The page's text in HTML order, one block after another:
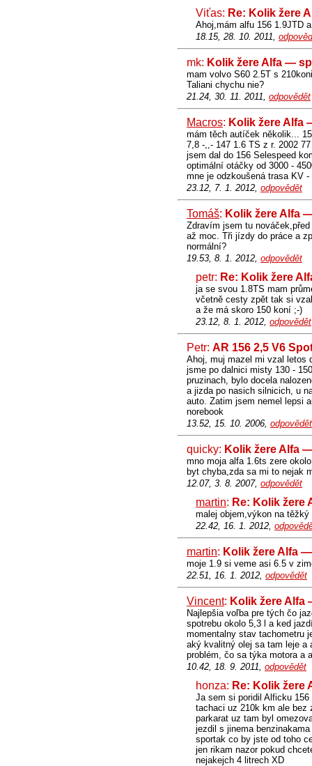
Viťas: Re: Kolik žere
Ahoj,mám alfu 156 1.9JTD
18.15, 28. 10. 2011,
mk: Kolik žere Alfa —
mam volvo S60 2.5T s
Taliani chychu nie?
21.24, 30. 11. 2011, odpovědět
Macros: Kolik žere Alfa
mám těch autíček několik...
7,8 -,,- 147 1.6 TS z r. 2002
jsem dal do 156 Selespeed
optimální otáčky od 3000 -
mne je odzkoušená trasa KV
23.12, 7. 1. 2012, odpovědět
Tomáš: Kolik žere Alfa
Zdravím jsem tu
až moc. Tři jízdy do práce a
normální?
19.53, 8. 1. 2012, odpovědět
petr: Re: Kolik žere
ja se svou 1.8TS mam
včetně cesty zpět tak si
a že má skoro 150 koní ;-)
23.12, 8. 1. 2012, odpovědět
Petr: AR 156 2,5 V6
Ahoj, muj mazel mi vzal letos
jsme po dalnici misty 130 -
pruzinach, bylo docela
a jizda po nasich silnicich, u
auto. Zatim jsem nemel lepsi
norebook
13.52, 15. 10. 2006, odpovědět
quicky: Kolik žere Alfa
mno moja alfa 1.6ts zere
byt chyba,zda sa mi to nejak
12.07, 3. 8. 2007, odpovědět
martin: Re: Kolik žere
malej objem,výkon na
22.42, 16. 1. 2012,
martin: Kolik žere Alfa
moje 1.9 si veme asi 6.5 v
22.51, 16. 1. 2012, odpovědět
Vincent: Kolik žere
Najlepšia voľba pre tých čo
spotrebu okolo 5,3 l a ked
momentalny stav tachometru
aký kvalitný olej sa tam leje a
problém, čo sa týka motora a
10.42, 18. 9. 2011, odpovědět
honza: Re: Kolik žere
Ja sem si poridil Alficku
tachaci uz 210k km ale bez
parkarat uz tam byl
jezdil s jinema
sportak co by jste od toho
jen rikam nazor pokud
nejakejch 4 litrech XD